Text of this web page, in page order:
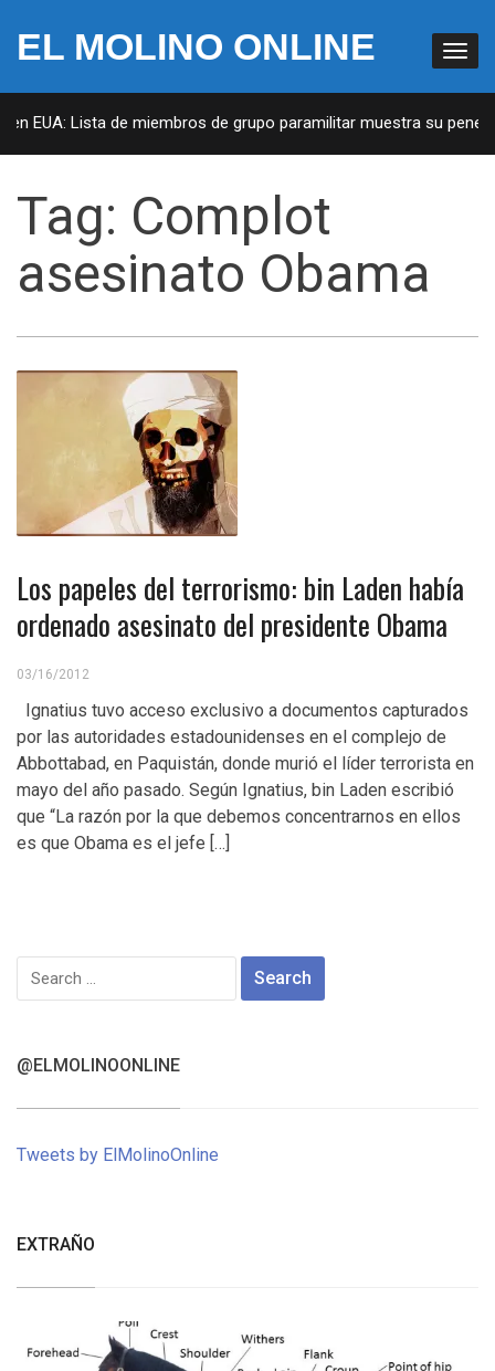
EL MOLINO ONLINE
EUA: Lista de miembros de grupo paramilitar muestra su
Tag: Complot
asesinato Obama
Los papeles del terrorismo: bin Laden había
ordenado asesinato del presidente Obama
03/16/2012
Ignatius tuvo acceso exclusivo a documentos capturados
por las autoridades estadounidenses en el complejo de
Abbottabad, en Paquistán, donde murió el líder terrorista en
mayo del año pasado. Según Ignatius, bin Laden escribió
que “La razón por la que debemos concentrarnos en ellos
es que Obama es el jefe […]
Search
for:
@ELMOLINOONLINE
Tweets by ElMolinoOnline
EXTRAÑO